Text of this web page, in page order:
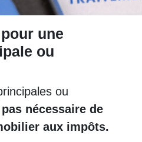
une
ou
ou
nécessaire de
aux impôts.